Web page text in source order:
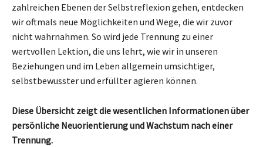
zahlreichen Ebenen der Selbstreflexion gehen, entdecken
wir oftmals neue Möglichkeiten und Wege, die wir zuvor
nicht wahrnahmen. So wird jede Trennung zu einer
wertvollen Lektion, die uns lehrt, wie wir in unseren
Beziehungen und im Leben allgemein umsichtiger,
selbstbewusster und erfüllter agieren können.
Diese Übersicht zeigt die wesentlichen Informationen über
persönliche Neuorientierung und Wachstum nach einer
Trennung.